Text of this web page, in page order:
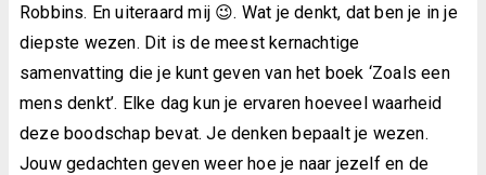
Robbins. En uiteraard mij 😉. Wat je denkt, dat ben je in je
diepste wezen. Dit is de meest kernachtige
samenvatting die je kunt geven van het boek ‘Zoals een
mens denkt’. Elke dag kun je ervaren hoeveel waarheid
deze boodschap bevat. Je denken bepaalt je wezen.
Jouw gedachten geven weer hoe je naar jezelf en de